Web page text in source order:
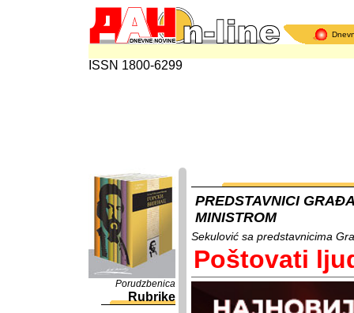
ISSN 1800-6299
Porudzbenica
Rubrike
PREDSTAVNICI
MINISTROM
Sekulović sa predstavnicima
Poštovati